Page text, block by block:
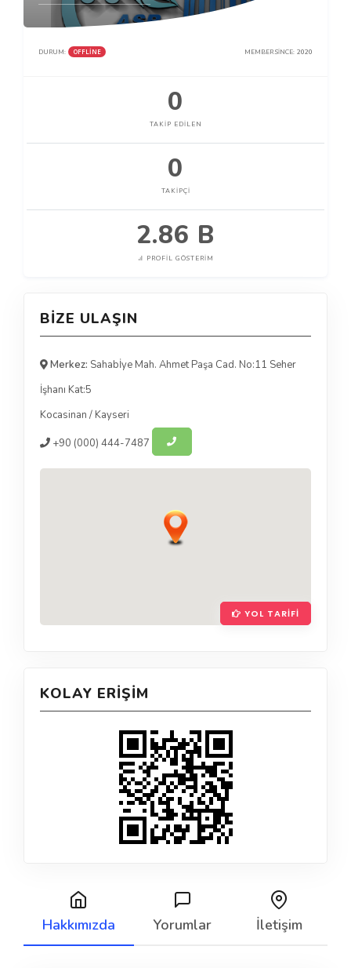
DURUM: OFFLINE MEMBER SINCE: 2020
0
TAKIP EDILEN
0
TAKIPÇI
2.86 B
PROFIL GÖSTERIM
BIZE ULAŞIN
Merkez: Sahabİye Mah. Ahmet Paşa Cad. No:11 Seher
İşhanı Kat:5
Kocasinan / Kayseri
+90 (000) 444-7487
YOL TARIFI
KOLAY ERIŞIM
Hakkımızda Yorumlar İletişim